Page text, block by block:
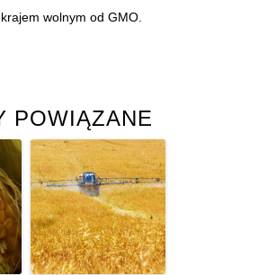
wolnym od GMO.
POWIĄZANE